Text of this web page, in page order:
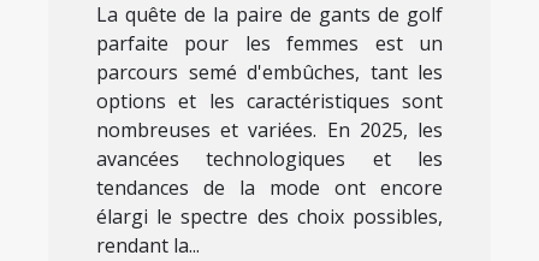
La quête de la paire de gants de golf
parfaite pour les femmes est un
parcours semé d'embûches, tant les
options et les caractéristiques sont
nombreuses et variées. En 2025, les
avancées technologiques et les
tendances de la mode ont encore
élargi le spectre des choix possibles,
rendant la...